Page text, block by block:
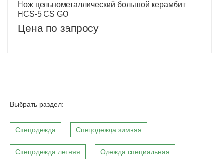
Нож цельнометаллический большой керамбит
HCS-5 CS GO
Цена по запросу
Выбрать раздел:
Спецодежда Спецодежда зимняя
Спецодежда летняя Одежда специальная